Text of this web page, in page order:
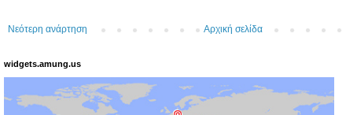
Νεότερη ανάρτηση Αρχική σελίδα
widgets.amung.us